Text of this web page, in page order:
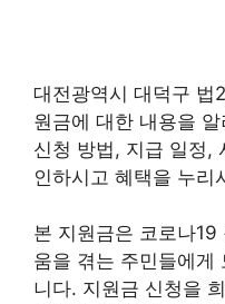
대전광역시 대덕구 법
원금에 대한 내용을
신청 방법, 지급 일정,
인하시고 혜택을 누리
본 지원금은 코로나19
움을 겪는 주민들에게
니다. 지원금 신청을